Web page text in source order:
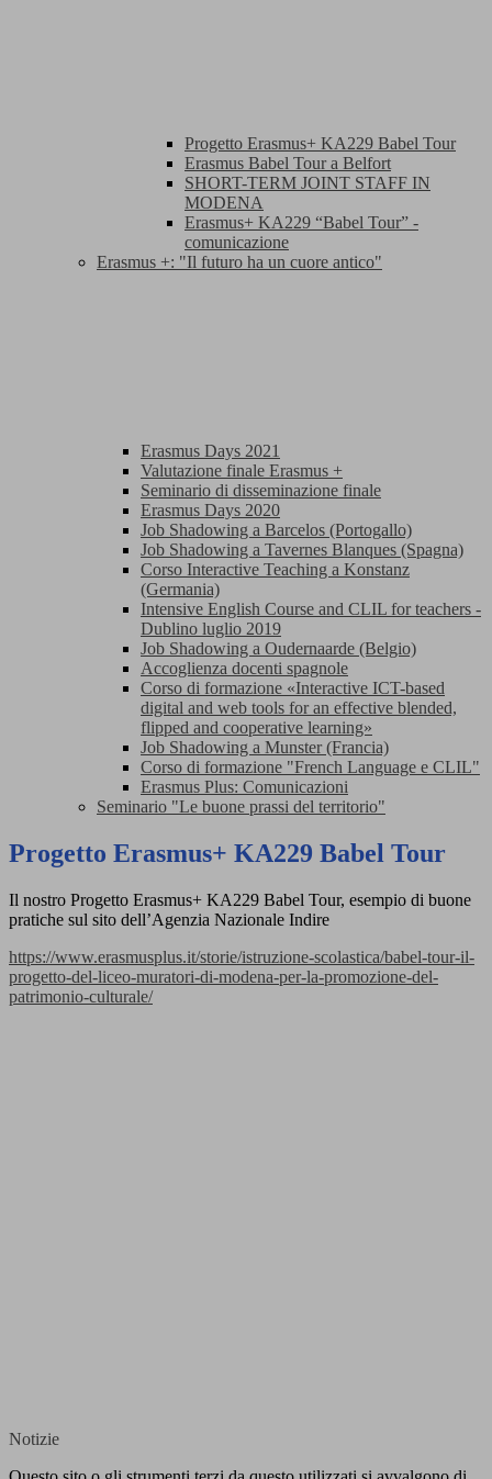
Progetto Erasmus+ KA229 Babel Tour
Erasmus Babel Tour a Belfort
SHORT-TERM JOINT STAFF IN
MODENA
Erasmus+ KA229 “Babel Tour” -
comunicazione
Erasmus +: "Il futuro ha un cuore antico"
Erasmus Days 2021
Valutazione finale Erasmus +
Seminario di disseminazione finale
Erasmus Days 2020
Job Shadowing a Barcelos (Portogallo)
Job Shadowing a Tavernes Blanques (Spagna)
Corso Interactive Teaching a Konstanz
(Germania)
Intensive English Course and CLIL for teachers -
Dublino luglio 2019
Job Shadowing a Oudernaarde (Belgio)
Accoglienza docenti spagnole
Corso di formazione «Interactive ICT-based
digital and web tools for an effective blended,
flipped and cooperative learning»
Job Shadowing a Munster (Francia)
Corso di formazione "French Language e CLIL"
Erasmus Plus: Comunicazioni
Seminario "Le buone prassi del territorio"
Progetto Erasmus+ KA229 Babel Tour
Il nostro Progetto Erasmus+ KA229 Babel Tour, esempio di buone
pratiche sul sito dell’Agenzia Nazionale Indire
https://www.erasmusplus.it/storie/istruzione-scolastica/babel-tour-il-
progetto-del-liceo-muratori-di-modena-per-la-promozione-del-
patrimonio-culturale/
Notizie